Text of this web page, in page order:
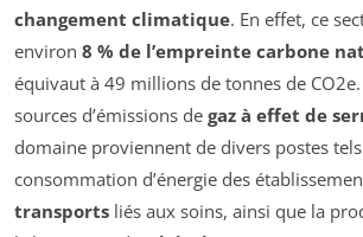
changement climatique. En effet, ce
environ 8 % de l’empreinte carbone
équivaut à 49 millions de tonnes de
sources d’émissions de gaz à effet de
domaine proviennent de divers postes
consommation d’énergie des
transports liés aux soins, ainsi que la